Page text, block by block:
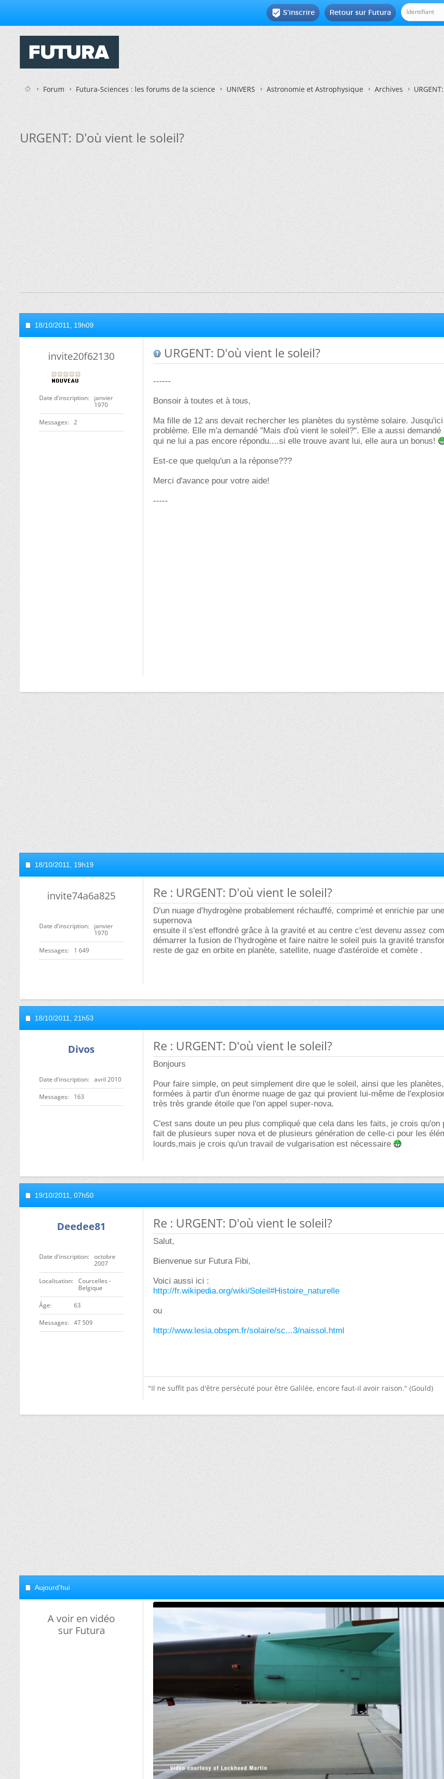
Retour sur Futura
 S'inscrire
Forum Futura-Sciences : les forums de la science UNIVERS Astronomie et Astrophysique Archives
URGENT: D'où vient le soleil?
18/10/2011, 19h09
invite20f62130
Date d'inscription
janvier
1970
Messages 2
URGENT: D'où vient le soleil?
------
Bonsoir à toutes et à tous,
Ma fille de 12 ans devait rechercher les planètes du système solaire.
problème. Elle m'a demandé "Mais d'où vient le soleil?". Elle a aussi demandé
qui ne lui a pas encore répondu....si elle trouve avant lui, elle aura un bonus!
Est-ce que quelqu'un a la réponse???
Merci d'avance pour votre aide!
-----
18/10/2011, 19h19
invite74a6a825
Date d'inscription
janvier
1970
Messages 1 649
Re : URGENT: D'où vient le soleil?
D'un nuage d’hydrogène probablement réchauffé, comprimé et enrichie par une
supernova
ensuite il s'est effondré grâce à la gravité et au centre c'est devenu assez
démarrer la fusion de l’hydrogène et faire naitre le soleil puis la gravité
reste de gaz en orbite en planète, satellite, nuage d'astéroïde et comète .
18/10/2011, 21h53
Divos
Date d'inscription avril 2010
Messages 163
Re : URGENT: D'où vient le soleil?
Bonjours
Pour faire simple, on peut simplement dire que le soleil, ainsi que les
formées à partir d'un énorme nuage de gaz qui provient lui-même de
très très grande étoile que l'on appel super-nova.
C'est sans doute un peu plus compliqué que cela dans les faits, je crois qu'on
fait de plusieurs super nova et de plusieurs génération de celle-ci pour les
lourds,mais je crois qu'un travail de vulgarisation est nécessaire
19/10/2011, 07h50
Deedee81
Date d'inscription
octobre
2007
Localisation
Courcelles -
Belgique
ge 63
Messages 47 509
Re : URGENT: D'où vient le soleil?
Salut,
Bienvenue sur Futura Fibi,
Voici aussi ici :
http://fr.wikipedia.org/wiki/Soleil#Histoire_naturelle
ou
http://www.lesia.obspm.fr/solaire/sc...3/naissol.html
"Il ne suffit pas d'être persécuté pour être Galilée, encore faut-il avoir raison." (Gould)
Aujourd'hui
A voir en vidéo
sur Futura